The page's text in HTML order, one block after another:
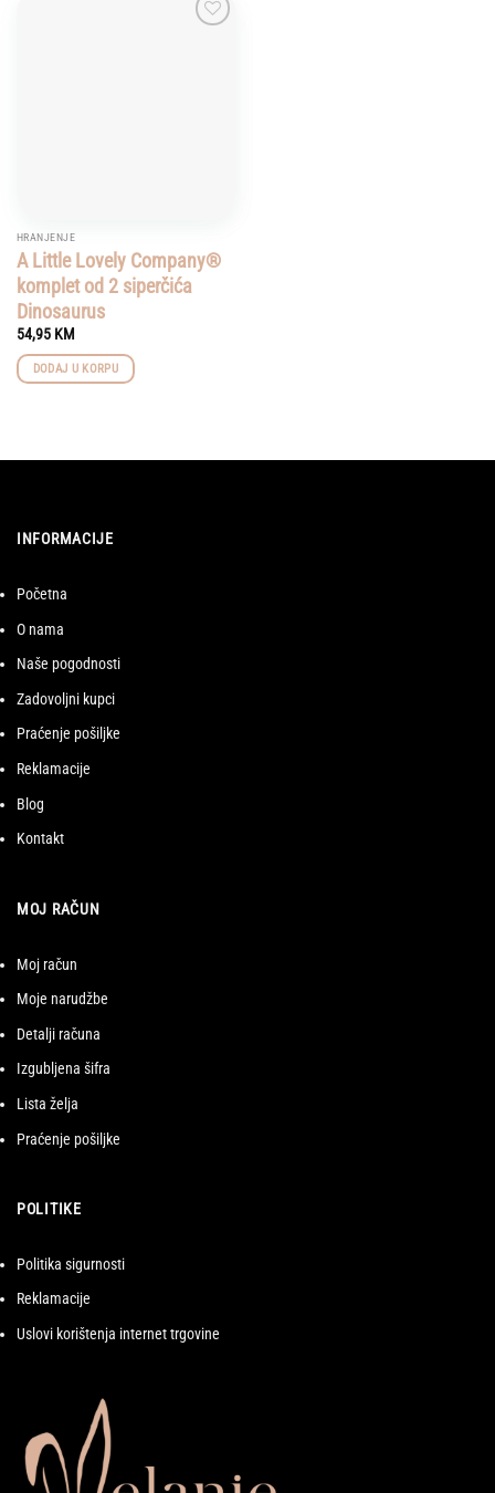
HRANJENJE
A Little Lovely Company®
komplet od 2 siperčića
Dinosaurus
54,95 KM
DODAJ U KORPU
INFORMACIJE
Početna
O nama
Naše pogodnosti
Zadovoljni kupci
Praćenje pošiljke
Reklamacije
Blog
Kontakt
MOJ RAČUN
Moj račun
Moje narudžbe
Detalji računa
Izgubljena šifra
Lista želja
Praćenje pošiljke
POLITIKE
Politika sigurnosti
Reklamacije
Uslovi korištenja internet trgovine